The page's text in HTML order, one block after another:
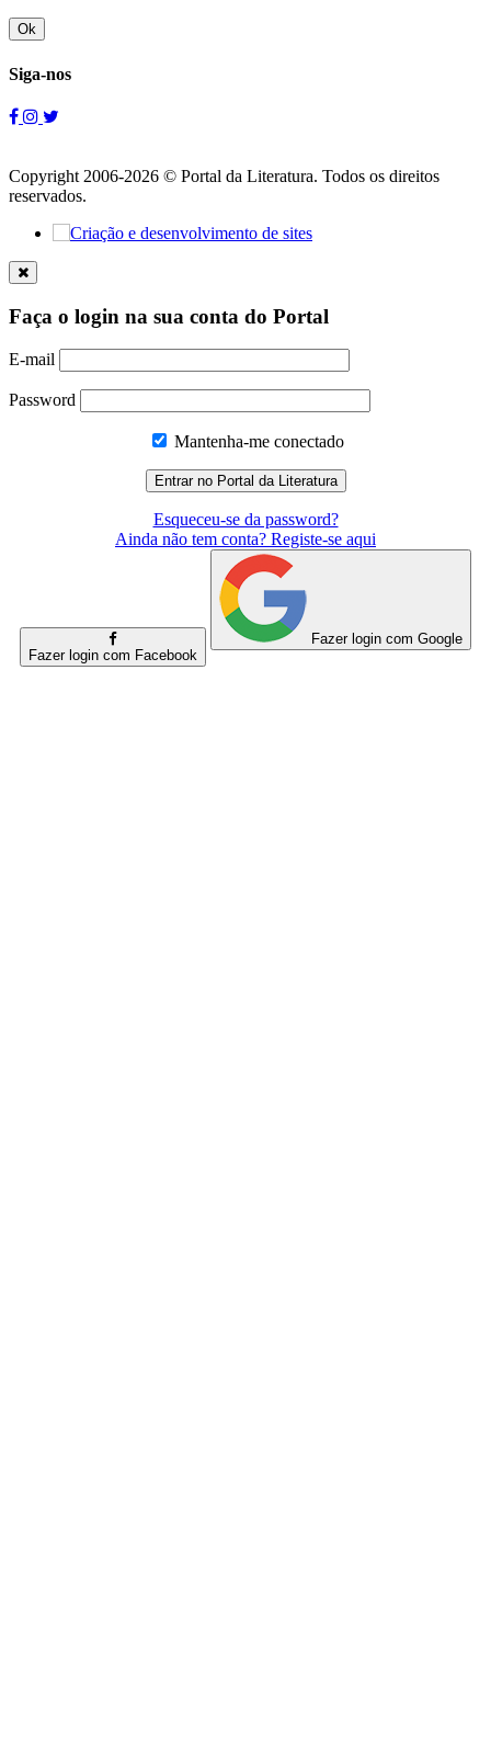
Ok
Siga-nos
Copyright 2006-2026 © Portal da Literatura. Todos os direitos
reservados.
Faça o login na sua conta do Portal
E-mail
Password
Mantenha-me conectado
Esqueceu-se da password?
Ainda não tem conta? Registe-se aqui
Fazer login com Facebook
Fazer login com Google